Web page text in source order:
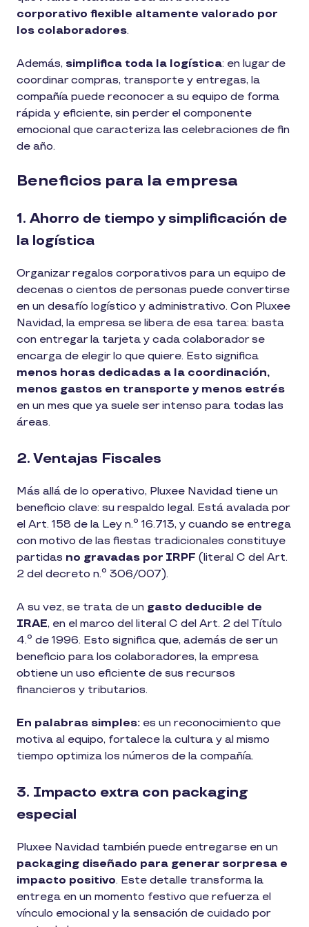
corporativo flexible altamente valorado por
los colaboradores.
Además, simplifica toda la logística: en lugar de
coordinar compras, transporte y entregas, la
compañía puede reconocer a su equipo de forma
rápida y eficiente, sin perder el componente
emocional que caracteriza las celebraciones de fin
de año.
Beneficios para la empresa
1. Ahorro de tiempo y simplificación de
la logística
Organizar regalos corporativos para un equipo de
decenas o cientos de personas puede convertirse
en un desafío logístico y administrativo. Con Pluxee
Navidad, la empresa se libera de esa tarea: basta
con entregar la tarjeta y cada colaborador se
encarga de elegir lo que quiere. Esto significa
menos horas dedicadas a la coordinación,
menos gastos en transporte y menos estrés
en un mes que ya suele ser intenso para todas las
áreas.
2. Ventajas Fiscales
Más allá de lo operativo, Pluxee Navidad tiene un
beneficio clave: su respaldo legal. Está avalada por
el Art. 158 de la Ley n.º 16.713, y cuando se entrega
con motivo de las fiestas tradicionales constituye
partidas no gravadas por IRPF (literal C del Art.
2 del decreto n.º 306/007).
A su vez, se trata de un gasto deducible de
IRAE, en el marco del literal C del Art. 2 del Título
4.º de 1996. Esto significa que, además de ser un
beneficio para los colaboradores, la empresa
obtiene un uso eficiente de sus recursos
financieros y tributarios.
En palabras simples: es un reconocimiento que
motiva al equipo, fortalece la cultura y al mismo
tiempo optimiza los números de la compañía.
3. Impacto extra con packaging
especial
Pluxee Navidad también puede entregarse en un
packaging diseñado para generar sorpresa e
impacto positivo. Este detalle transforma la
entrega en un momento festivo que refuerza el
vínculo emocional y la sensación de cuidado por